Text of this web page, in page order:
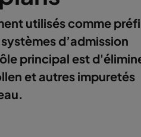
utilisés comme
d’admission
principal est
et autres impuretés